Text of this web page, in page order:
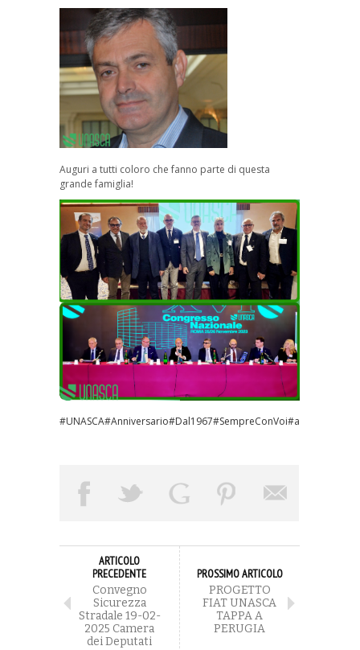
Auguri a tutti coloro che fanno parte di questa
grande famiglia!
#UNASCA#Anniversario#Dal1967#SempreConVoi#autoscuola
ARTICOLO
PRECEDENTE
Convegno
Sicurezza
Stradale 19-02-
2025 Camera
dei Deputati
PROSSIMO ARTICOLO
PROGETTO
FIAT UNASCA
TAPPA A
PERUGIA